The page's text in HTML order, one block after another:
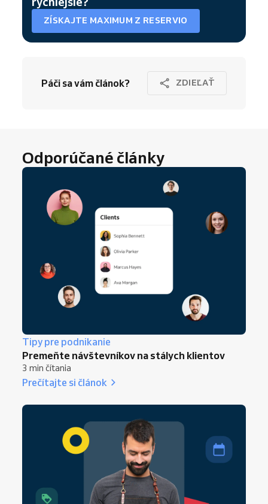
ZÍSKAJTE MAXIMUM Z RESERVIO
Páči sa vám článok? ZDIEĽAŤ
Odporúčané články
Tipy pre podnikanie
Premeňte návštevníkov na stálych klientov
3 min čítania
Prečítajte si článok